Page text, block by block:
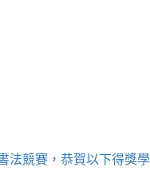
法競賽，恭賀以下得獎